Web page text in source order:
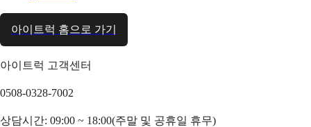
아이트럭 홈으로 가기
아이트럭 고객센터
0508-0328-7002
상담시간: 09:00 ~ 18:00(주말 및 공휴일 휴무)